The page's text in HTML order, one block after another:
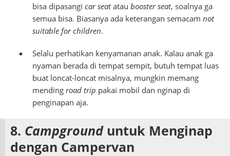
bisa dipasangi car seatatau booster seat, soalnya ga
semua bisa. Biasanya ada keterangan semacam not
suitable for children.
Selalu perhatikan kenyamanan anak. Kalau anak ga
nyaman berada di tempat sempit, butuh tempat luas
buat loncat-loncat misalnya, mungkin memang
mending road trip pakai mobil dan nginap di
penginapan aja.
8. Campgrounduntuk Menginap
dengan Campervan